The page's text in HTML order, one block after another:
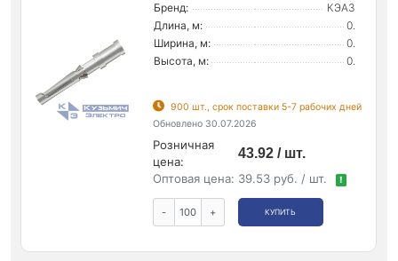
Бренд:
КЭАЗ
Длина, м:
0.
Ширина, м:
0.
Высота, м:
0.
900 шт., срок поставки 5-7 рабочих дней
Обновлено 30.07.2026
Розничная
цена:
43.92 / шт.
Оптовая цена: 39.53 руб. / шт. !
- + КУПИТЬ